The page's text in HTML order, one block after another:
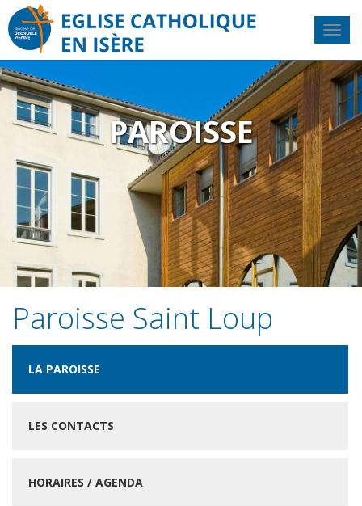
PAROISSE
Paroisse Saint Loup
LA PAROISSE
LES CONTACTS
HORAIRES / AGENDA